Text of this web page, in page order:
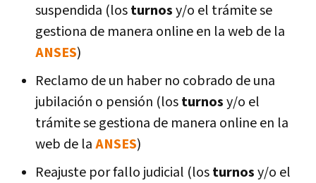
suspendida (losturnosy/o el trámite se
gestiona de manera online en la web de la
ANSES)
Reclamo de un haber no cobrado de una
jubilación o pensión (losturnosy/o el
trámite se gestiona de manera online en la
web de laANSES)
Reajuste por fallo judicial (losturnosy/o el